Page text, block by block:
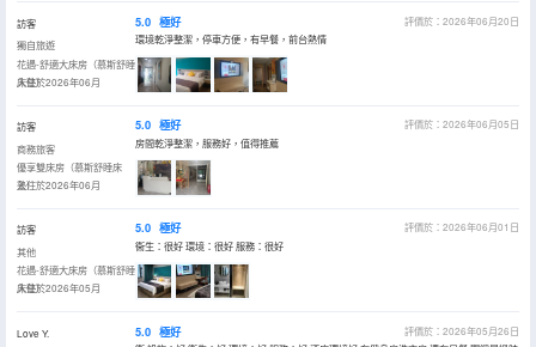
訪客
獨自旅遊
花遇-舒適大床房（慕斯舒睡
床墊）
入住於2026年06月
5.0 極好
評價於：2026年06月20日
環境乾淨整潔，停車方便，有早餐，前台熱情
訪客
商務旅客
優享雙床房（慕斯舒睡床
墊）
入住於2026年06月
5.0 極好
評價於：2026年06月05日
房間乾淨整潔，服務好，值得推薦
訪客
其他
花遇-舒適大床房（慕斯舒睡
床墊）
入住於2026年05月
5.0 極好
評價於：2026年06月01日
衞生：很好 環境：很好 服務：很好
Love Y.
5.0 極好
評價於：2026年05月26日